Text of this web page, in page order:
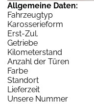
Allgemeine Daten:
Fahrzeugtyp
Karosserieform
Erst-Zul.
Getriebe
Kilometerstand
Anzahl der Türen
Farbe
Standort
Lieferzeit
Unsere Nummer